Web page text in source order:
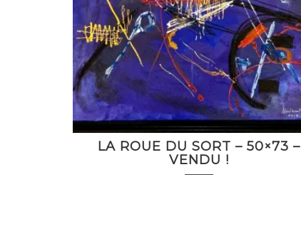
LA ROUE DU SORT – 50×73 –
VENDU !